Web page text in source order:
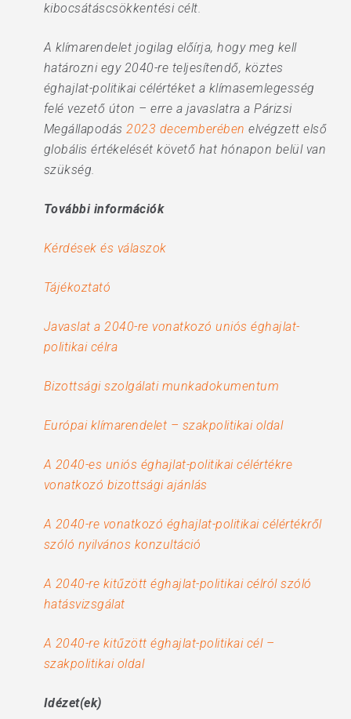
kibocsátáscsökkentési célt.
A klímarendelet jogilag előírja, hogy meg kell
határozni egy 2040-re teljesítendő, köztes
éghajlat-politikai célértéket a klímasemlegesség
felé vezető úton – erre a javaslatra a Párizsi
Megállapodás2023 decemberében elvégzett első
globális értékelését követő hat hónapon belül van
szükség.
További információk
Kérdések és válaszok
Tájékoztató
Javaslat a 2040-re vonatkozó uniós éghajlat-
politikai célra
Bizottsági szolgálati munkadokumentum
Európai klímarendelet – szakpolitikai oldal
A 2040-es uniós éghajlat-politikai célértékre
vonatkozó bizottsági ajánlás
A 2040-re vonatkozó éghajlat-politikai célértékről
szóló nyilvános konzultáció
A 2040-re kitűzött éghajlat-politikai célról szóló
hatásvizsgálat
A 2040-re kitűzött éghajlat-politikai cél –
szakpolitikai oldal
Idézet(ek)